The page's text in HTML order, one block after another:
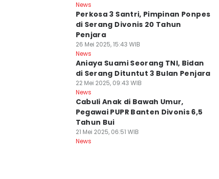
News
Perkosa 3 Santri, Pimpinan Ponpes
di Serang Divonis 20 Tahun
Penjara
26 Mei 2025, 15:43 WIB
News
Aniaya Suami Seorang TNI, Bidan
di Serang Dituntut 3 Bulan Penjara
22 Mei 2025, 09:43 WIB
News
Cabuli Anak di Bawah Umur,
Pegawai PUPR Banten Divonis 6,5
Tahun Bui
21 Mei 2025, 06:51 WIB
News